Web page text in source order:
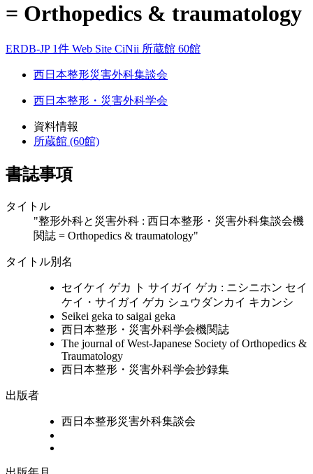
= Orthopedics & traumatology
ERDB-JP 1件 Web Site CiNii 所蔵館 60館
西日本整形災害外科集談会
西日本整形・災害外科学会
資料情報
所蔵館 (60館)
書誌事項
タイトル
"整形外科と災害外科 : 西日本整形・災害外科集談会機
関誌 = Orthopedics & traumatology"
タイトル別名
セイケイ ゲカ ト サイガイ ゲカ : ニシニホン セイ
ケイ・サイガイ ゲカ シュウダンカイ キカンシ
Seikei geka to saigai geka
西日本整形・災害外科学会機関誌
The journal of West-Japanese Society of Orthopedics &
Traumatology
西日本整形・災害外科学会抄録集
出版者
西日本整形災害外科集談会